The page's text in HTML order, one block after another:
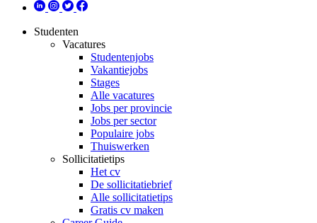
Studenten
Vacatures
Studentenjobs
Vakantiejobs
Stages
Alle vacatures
Jobs per provincie
Jobs per sector
Populaire jobs
Thuiswerken
Sollicitatietips
Het cv
De sollicitatiebrief
Alle sollicitatietips
Gratis cv maken